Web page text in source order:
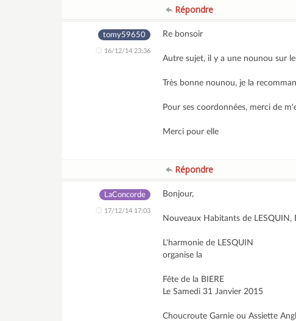
Répondre
tomy59650
16/12/14 23:36
Re bonsoir
Autre sujet, il y a une nounou sur
Très bonne nounou, je la
Pour ses coordonnées, merci de
Merci pour elle
Répondre
LaConcorde
17/12/14 17:03
Bonjour,
Nouveaux Habitants de LESQUIN,
L'harmonie de LESQUIN
organise la
Fête de la BIERE
Le Samedi 31 Janvier 2015
Choucroute Garnie ou Assiette